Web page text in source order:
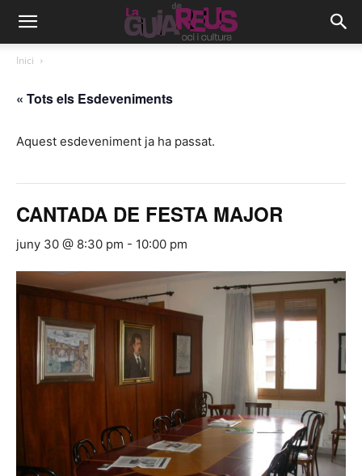
Inici
« Tots els Esdeveniments
Aquest esdeveniment ja ha passat.
CANTADA DE FESTA MAJOR
juny 30 @ 8:30 pm - 10:00 pm